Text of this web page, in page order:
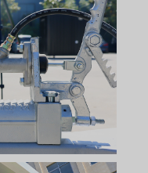
Slovenščina
Latviešu valoda
Dansk
Hrvatski
Српски језик
Norsk nynorsk
Maori